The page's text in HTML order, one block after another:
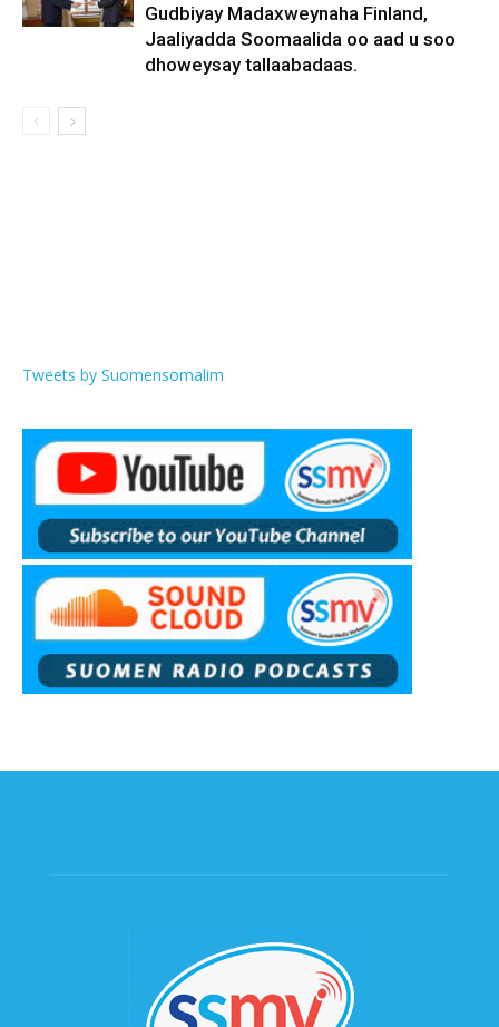
Gudbiyay Madaxweynaha Finland,
Jaaliyadda Soomaalida oo aad u soo
dhoweysay tallaabadaas.
Tweets by Suomensomalim